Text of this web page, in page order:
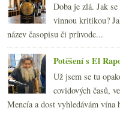
Doba je zlá. Jak
vinnou kritikou?
název časopisu či průvodc...
Potěšení s El
Už jsem se tu
covidových časů,
Mencía a dost vyhledávám vína